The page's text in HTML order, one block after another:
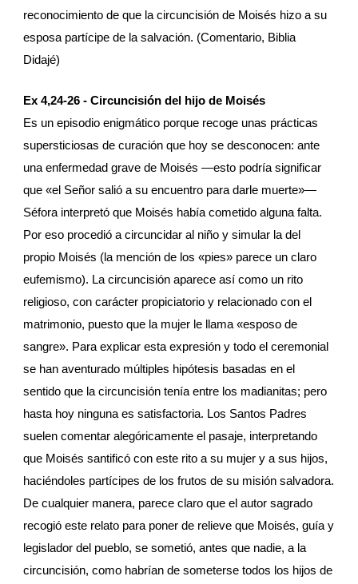
reconocimiento de que la circuncisión de Moisés hizo a su
esposa partícipe de la salvación. (Comentario, Biblia
Didajé)
Ex 4,24﻿-﻿26 - Circuncisión del hijo de Moisés
Es un episodio enigmático porque recoge unas prácticas
supersticiosas de curación que hoy se desconocen: ante
una enfermedad grave de Moisés ﻿—﻿esto podría significar
que «el Señor salió a su encuentro para darle muerte»﻿—﻿
Séfora interpretó que Moisés había cometido alguna falta.
Por eso procedió a circuncidar al niño y simular la del
propio Moisés (la mención de los «pies» parece un claro
eufemismo). La circuncisión aparece así como un rito
religioso, con carácter propiciatorio y relacionado con el
matrimonio, puesto que la mujer le llama «esposo de
sangre». Para explicar esta expresión y todo el ceremonial
se han aventurado múltiples hipótesis basadas en el
sentido que la circuncisión tenía entre los madianitas; pero
hasta hoy ninguna es satisfactoria. Los Santos Padres
suelen comentar alegóricamente el pasaje, interpretando
que Moisés santificó con este rito a su mujer y a sus hijos,
haciéndoles partícipes de los frutos de su misión salvadora.
De cualquier manera, parece claro que el autor sagrado
recogió este relato para poner de relieve que Moisés, guía y
legislador del pueblo, se sometió, antes que nadie, a la
circuncisión, como habrían de someterse todos los hijos de